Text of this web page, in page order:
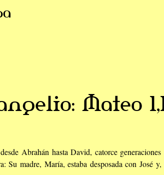
Mateo
Abrahán hasta David, catorce generaciones
Su madre, María, estaba desposada con José